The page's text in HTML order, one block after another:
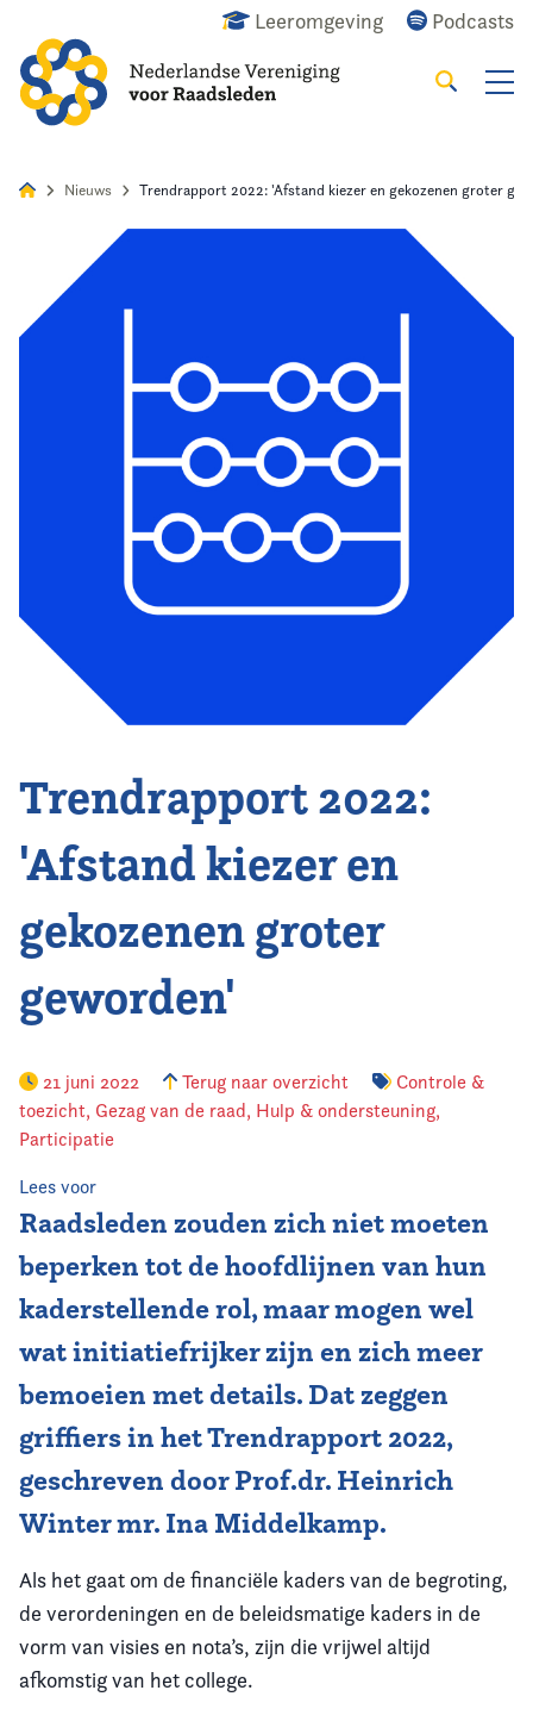
Leeromgeving Podcasts
Zoeken
Home
Kennis & Informatie
Vereniging
Contact
Nieuws Trendrapport 2022: 'Afstand kiezer en gekozenen groter
Trendrapport 2022:
'Afstand kiezer en
gekozenen groter
geworden'
21 juni 2022 Terug naar overzicht
Controle &
toezicht, Gezag van de raad, Hulp & ondersteuning,
Participatie
Lees voor
Raadsleden zouden zich niet moeten
beperken tot de hoofdlijnen van hun
kaderstellende rol, maar mogen wel
wat initiatiefrijker zijn en zich meer
bemoeien met details. Dat zeggen
griffiers in het Trendrapport 2022,
geschreven door Prof.dr. Heinrich
Winter mr. Ina Middelkamp.
Als het gaat om de financiële kaders van de begroting,
de verordeningen en de beleidsmatige kaders in de
vorm van visies en nota’s, zijn die vrijwel altijd
afkomstig van het college.